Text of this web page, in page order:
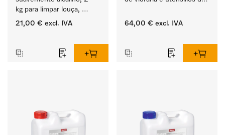
kg para limpar louça,
talheres e copos muito
21,00 € excl. IVA
64,00 € excl. IVA